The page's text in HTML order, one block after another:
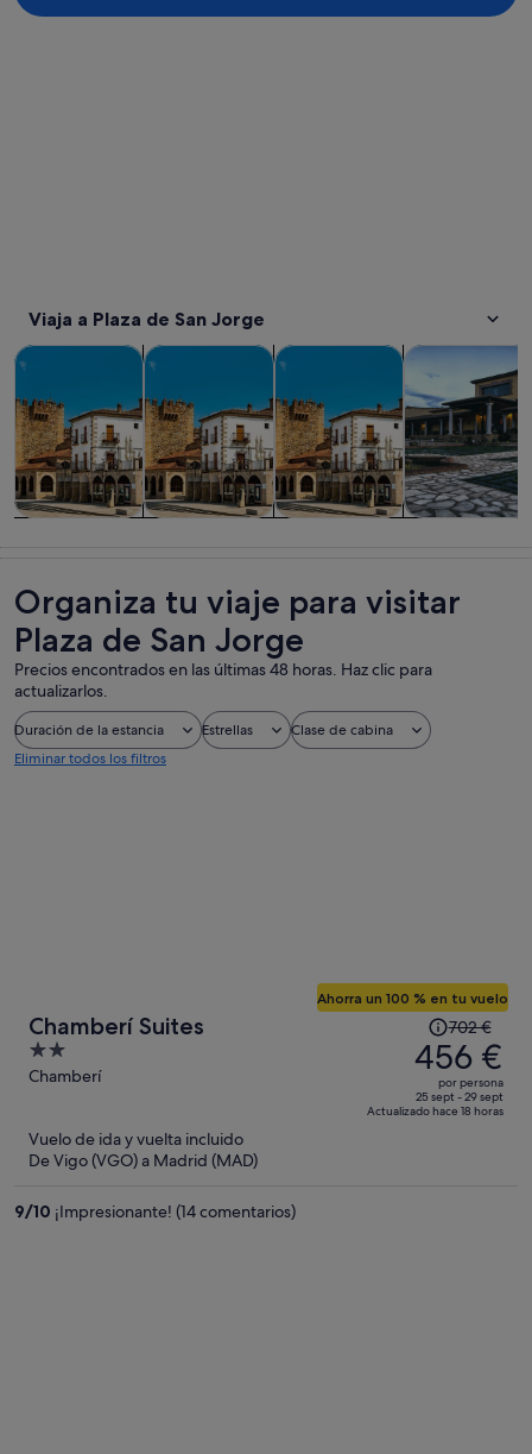
Viaja a Plaza de San Jorge
Visitas guiadas y excursiones de un día Se abre en una
Visitas privadas y personalizadasSe abre en
Historia y culturaSe abre en
Comidas,
Organiza tu viaje para visitar
Plaza de San Jorge
Precios encontrados en las últimas 48 horas. Haz clic para
actualizarlos.
Duración de la estancia Estrellas
Clase de cabina
Eliminar todos los filtros
Chamberí Suites
2
out
5
Chamberí
Ahorra un 100 % en tu vuelo
precio
era
de
702 €,
702 €
456 €
por persona
25 sept - 29 sept
Actualizado hace 18 horas
Vuelo de ida y vuelta incluido
De Vigo (VGO) a Madrid (MAD)
9/10 ¡Impresionante! (14 comentarios)